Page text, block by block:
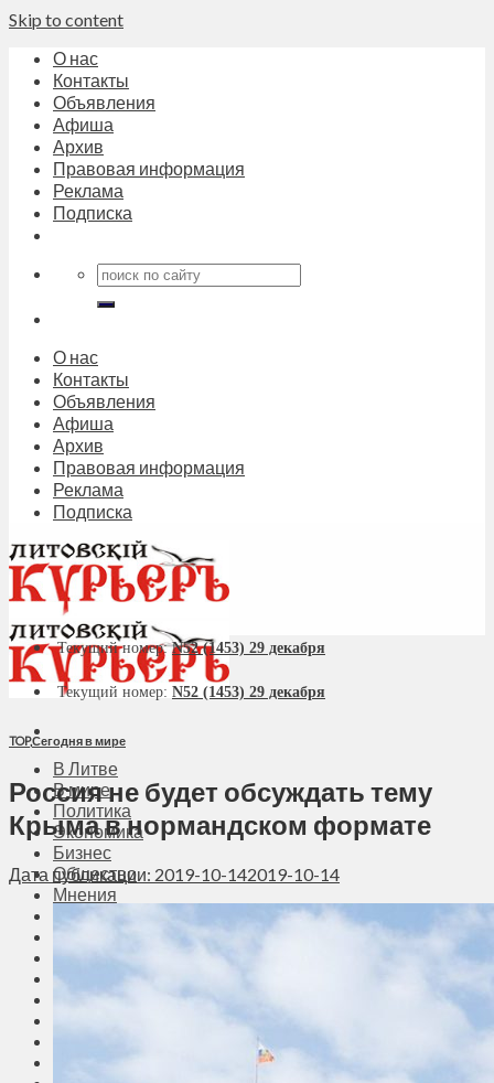
Skip to content
О нас
Контакты
Объявления
Афиша
Архив
Правовая информация
Реклама
Подписка
О нас
Контакты
Объявления
Афиша
Архив
Правовая информация
Реклама
Подписка
В Литве
В мире
Политика
Экономика
Бизнес
Общество
Мнения
Вильнюс
Клайпеда
Висагинас
Регионы
Соседи
Калейдоскоп
Текущий номер:N52 (1453) 29 декабря
Текущий номер: N52 (1453) 29 декабря
TOP,Сегодня в мире
Россия не будет обсуждать тему
Крыма в нормандском формате
Дата публикации: 2019-10-142019-10-14